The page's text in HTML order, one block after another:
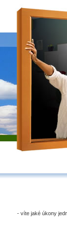
- víte jaké úkony